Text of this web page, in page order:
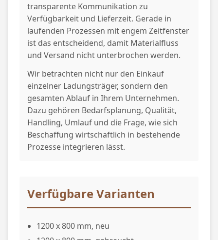
transparente Kommunikation zu
Verfügbarkeit und Lieferzeit. Gerade in
laufenden Prozessen mit engem Zeitfenster
ist das entscheidend, damit Materialfluss
und Versand nicht unterbrochen werden.
Wir betrachten nicht nur den Einkauf
einzelner Ladungsträger, sondern den
gesamten Ablauf in Ihrem Unternehmen.
Dazu gehören Bedarfsplanung, Qualität,
Handling, Umlauf und die Frage, wie sich
Beschaffung wirtschaftlich in bestehende
Prozesse integrieren lässt.
Verfügbare Varianten
1200 x 800 mm, neu